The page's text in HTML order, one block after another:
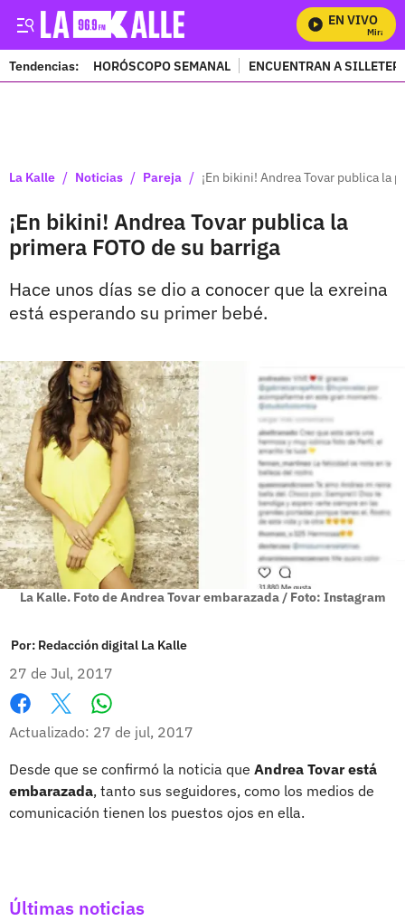
EN VIVO
Mira
Tendencias: HORÓSCOPO SEMANAL ENCUENTRAN A
La Kalle / Noticias / Pareja / ¡En bikini! Andrea Tovar publica la
¡En bikini! Andrea Tovar publica la
primera FOTO de su barriga
Hace unos días se dio a conocer que la exreina
está esperando su primer bebé.
La Kalle. Foto de Andrea Tovar embarazada / Foto: Instagram
Por: Redacción digital La Kalle
27 de Jul, 2017
Facebook
X
Actualizado: 27 de jul, 2017
Desde que se confirmó la noticia que Andrea Tovar está
embarazada, tanto sus seguidores, como los medios de
comunicación tienen los puestos ojos en ella.
Últimas noticias